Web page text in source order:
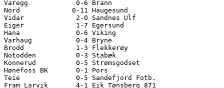
Varegg            0-6 Brann
Nord             0-11 Haugesund
Vidar             2-0 Sandnes Ulf
Eiger             1-7 Egersund
Hana              0-6 Viking
Varhaug           0-4 Bryne
Brodd             1-3 Flekkerøy
Notodden          0-3 Stabæk
Konnerud          0-5 Strømsgodset
Hønefoss BK       0-1 Pors
Teie              0-5 Sandefjord Fotb.
Fram Larvik       4-1 Eik Tønsberg 871